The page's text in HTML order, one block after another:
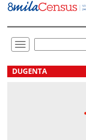
Vai
direttamente
Toggle
navigation
.
DUGENTA